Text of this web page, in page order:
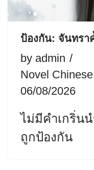
ป้องกัน: จันทรา
by admin
Novel Chinese
06/08/2026
ไม่มีคำเกริ่นน
ถูกป้องกัน